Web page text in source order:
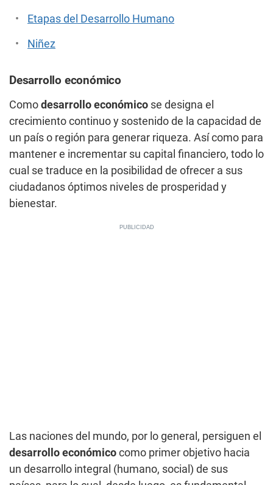
Etapas del Desarrollo Humano
Niñez
Desarrollo económico
Como desarrollo económico se designa el
crecimiento continuo y sostenido de la capacidad de
un país o región para generar riqueza. Así como para
mantener e incrementar su capital financiero, todo lo
cual se traduce en la posibilidad de ofrecer a sus
ciudadanos óptimos niveles de prosperidad y
bienestar.
Las naciones del mundo, por lo general, persiguen el
desarrollo económico como primer objetivo hacia
un desarrollo integral (humano, social) de sus